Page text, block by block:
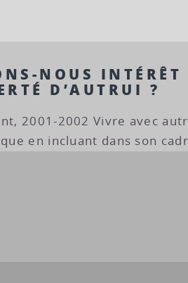
NOUS INTÉRÊT
D’AUTRUI ?
2001-2002 Vivre avec
en incluant dans son